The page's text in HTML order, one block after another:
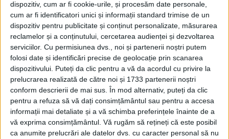
dispozitiv, cum ar fi cookie-urile, și procesăm date personale,
cum ar fi identificatori unici și informații standard trimise de un
dispozitiv pentru publicitate și conținut personalizate, măsurarea
reclamelor și a conținutului, cercetarea audienței și dezvoltarea
serviciilor. Cu permisiunea dvs., noi și partenerii noștri putem
folosi date și identificări precise de geolocație prin scanarea
dispozitivului. Puteți da clic pentru a vă da acordul cu privire la
prelucrarea realizată de către noi și 1733 partenerii noștri
conform descrierii de mai sus. În mod alternativ, puteți da clic
pentru a refuza să vă dați consimțământul sau pentru a accesa
informații mai detaliate și a vă schimba preferințele înainte de a
vă exprima consimțământul. Vă rugăm să rețineți că este posibil
ca anumite prelucrări ale datelor dvs. cu caracter personal să nu
și Reziliență.
Într-un mesaj postat pe Facebook, Mihai Dimian a
făcut o comparație inedită între județul Suceava și
Republica Capului Verde, calificată în 16-mile
Campionatului Mondial de Fotbal. El a scris: ”Cum
Republica Capului Verde are aproximativ 550.000 de
locuitori, iar județul Suceava are aproximativ 650.000
de locuitori, pare că putem încerca cu Suceava la
Mondial”.